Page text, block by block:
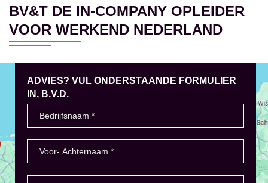
BV&T DE IN-COMPANY OPLEIDER
VOOR WERKEND NEDERLAND
ADVIES? VUL ONDERSTAANDE FORMULIER
IN, B.V.D.